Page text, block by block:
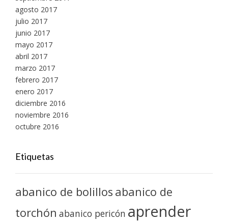
agosto 2017
julio 2017
junio 2017
mayo 2017
abril 2017
marzo 2017
febrero 2017
enero 2017
diciembre 2016
noviembre 2016
octubre 2016
Etiquetas
abanico de bolillos abanico de
torchón abanico pericón aprender